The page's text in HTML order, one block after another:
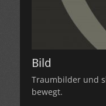
Bild
Traumbilder und
bewegt.